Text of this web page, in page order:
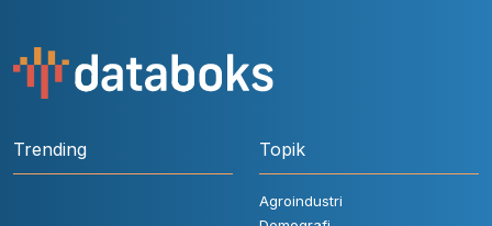
Trending Topik
Agroindustri